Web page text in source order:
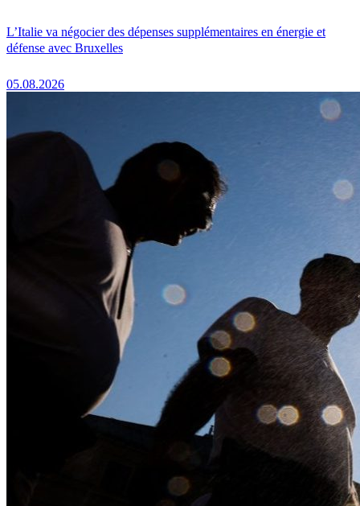
L’Italie va négocier des dépenses supplémentaires en énergie et
défense avec Bruxelles
05.08.2026